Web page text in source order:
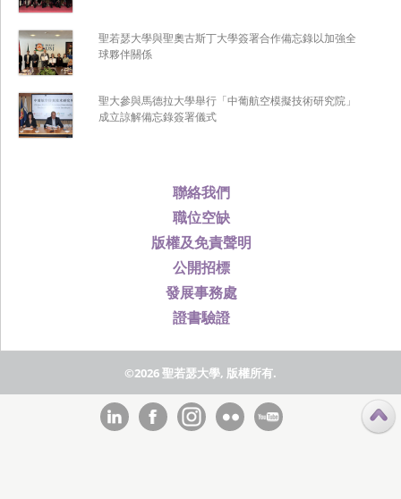
聯絡我們
職位空缺
版權及免責聲明
公開招標
發展事務處
證書驗證
聖若瑟大學與聖奧古斯丁大學簽署合作備忘錄以加強全
球夥伴關係
聖大參與馬德拉大學舉行「中葡航空模擬技術研究院」
成立諒解備忘錄簽署儀式
©2026 聖若瑟大學, 版權所有.